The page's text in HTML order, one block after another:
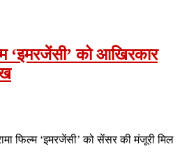
‘इमरजेंसी’ को आखिरकार
फिल्म ‘इमरजेंसी’ को सेंसर की मंजूरी मिल